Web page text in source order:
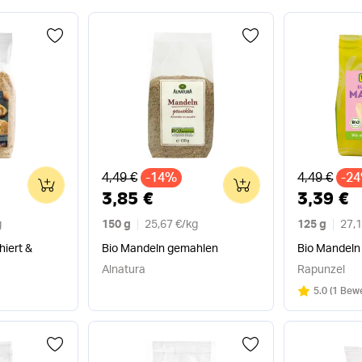
&
0 Alter Preis
4,49 € -14%
3,85 €
150 g 25,67 €/kg
Bio Mandeln gemahlen
0
Alnatura
Alter Preis
4,49 € -
3,39 €
125 g
Bio
Rapunzel
5.0/5
(1